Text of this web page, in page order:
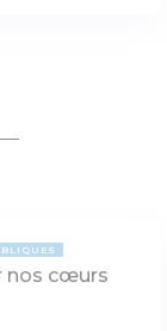
nos cœurs